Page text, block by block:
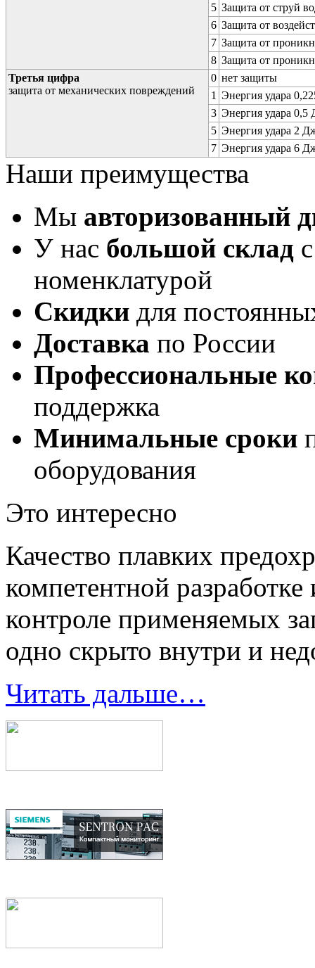
5 Защита от струй
6 Защита от
7 Защита от
8 Защита от
Третья цифра
защита от механических повреждений
0 нет защиты
1 Энергия удара
3 Энергия удара 0,5
5 Энергия удара 2
7 Энергия удара 6
Наши преимущества
Мы авторизованный
У нас большой склад
номенклатурой
Скидки для
Доставка по России
Профессиональные
поддержка
Минимальные сроки
оборудования
Это интересно
Качество плавких
компетентной
контроле применяемых
одно скрыто внутри и
Читать дальше…